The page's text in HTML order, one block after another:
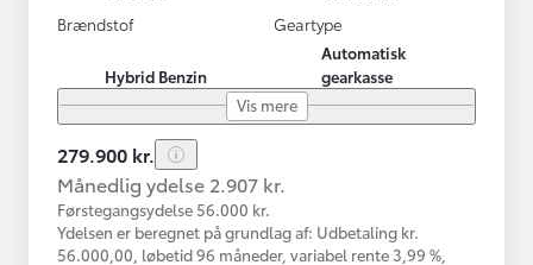
Brændstof
Hybrid Benzin
Geartype
Automatisk
gearkasse
Vis mere
279.900 kr.
Månedlig ydelse 2.907 kr.
Førstegangsydelse 56.000 kr.
Ydelsen er beregnet på grundlag af: Udbetaling kr.
56.000,00, løbetid 96 måneder, variabel rente 3,99 %,